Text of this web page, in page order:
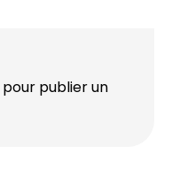
pour publier un